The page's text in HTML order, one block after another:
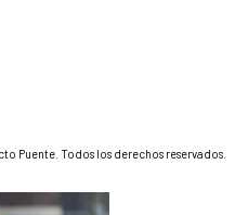
Puente. Todos los derechos reservados.